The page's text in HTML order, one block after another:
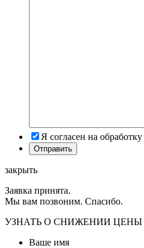
Я согласен на обработку
закрыть
Заявка принята.
Мы вам позвоним. Спасибо.
УЗНАТЬ О СНИЖЕНИИ ЦЕНЫ
Ваше имя